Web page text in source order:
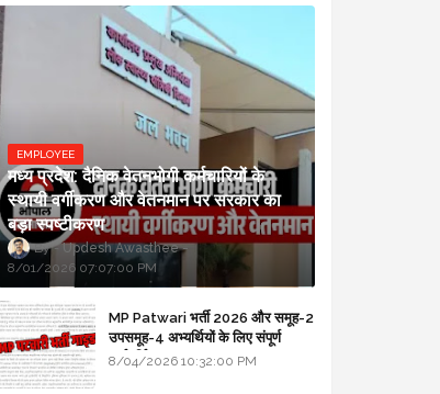
EMPLOYEE
मध्य प्रदेश: दैनिक वेतनभोगी कर्मचारियों के
स्थायी वर्गीकरण और वेतनमान पर सरकार का
बड़ा स्पष्टीकरण
Updesh Awasthee
8/01/2026 07:07:00 PM
MP Patwari भर्ती 2026 और समूह-2
उपसमूह-4 अभ्यर्थियों के लिए संपूर्ण
मार्गदर्शिका
8/04/2026 10:32:00 PM